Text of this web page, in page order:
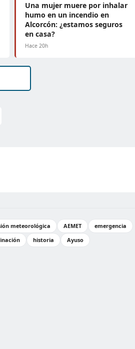
Una mujer muere por inhalar
humo en un incendio en
Alcorcón: ¿estamos seguros
en casa?
Hace 20h
meteorológica AEMET
emergencia
historia
Ayuso